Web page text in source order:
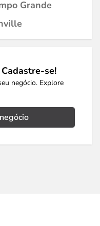
Grande
Cadastre-se!
negócio. Explore